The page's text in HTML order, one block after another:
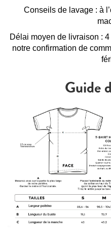
Conseils de lavage : à
Délai moyen de livraison :
notre confirmation de
Guide